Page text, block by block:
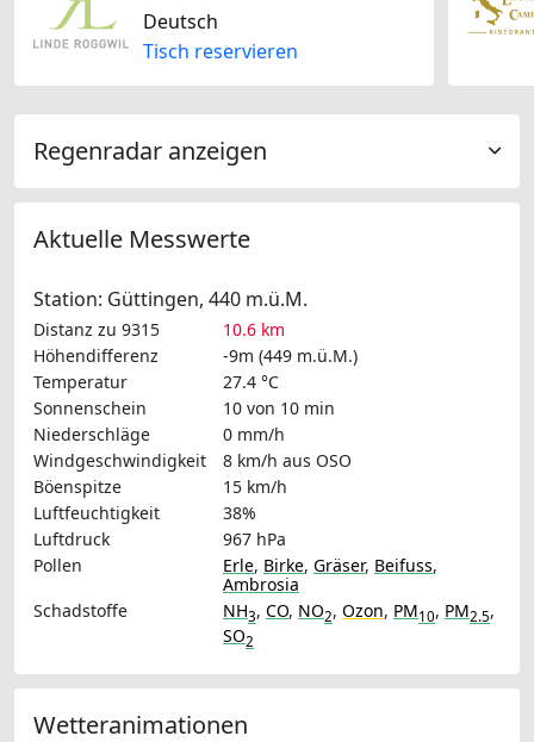
Deutsch
Tisch reservieren
Regenradar anzeigen
Aktuelle Messwerte
Station: Güttingen, 440 m.ü.M.
Distanz zu 9315
10.6 km
Höhendifferenz
-9m (449 m.ü.M.)
Temperatur
27.4 °C
Sonnenschein
10 von 10 min
Niederschläge
0 mm/h
Windgeschwindigkeit
8 km/h aus OSO
Böenspitze
15 km/h
Luftfeuchtigkeit
38%
Luftdruck
967 hPa
Pollen
Erle, Birke, Gräser, Beifuss,
Ambrosia
Schadstoffe
NH3, CO, NO2, Ozon, PM10, PM2.5,
SO2
Wetteranimationen